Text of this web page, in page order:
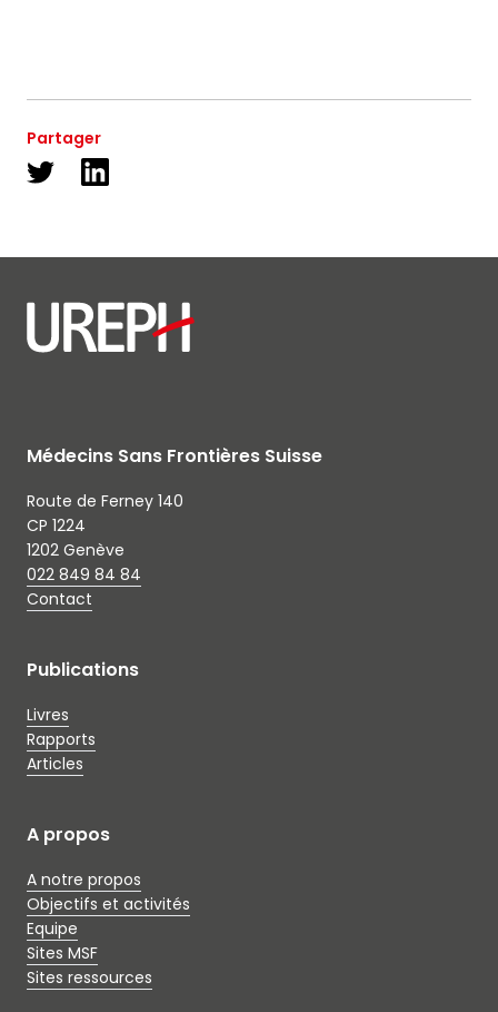
Partager
Médecins Sans Frontières Suisse
Route de Ferney 140
CP 1224
1202 Genève
022 849 84 84
Contact
Publications
Livres
Rapports
Articles
A propos
A notre propos
Objectifs et activités
Equipe
Sites MSF
Sites ressources